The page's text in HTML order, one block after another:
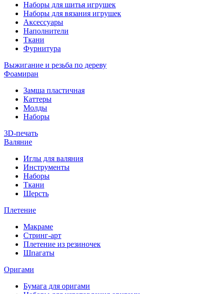
Наборы для шитья игрушек
Наборы для вязания игрушек
Аксессуары
Наполнители
Ткани
Фурнитура
Выжигание и резьба по дереву
Фоамиран
Замша пластичная
Каттеры
Молды
Наборы
3D-печать
Валяние
Иглы для валяния
Инструменты
Наборы
Ткани
Шерсть
Плетение
Макраме
Стринг-арт
Плетение из резиночек
Шпагаты
Оригами
Бумага для оригами